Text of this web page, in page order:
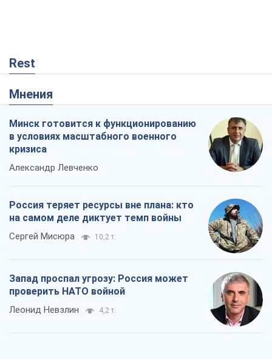
Rest
Мнения
Минск готовится к функционированию
в условиях масштабного военного
кризиса
Александр Левченко
Россия теряет ресурсы вне плана: кто
на самом деле диктует темп войны
Сергей Мисюра 10,2 т.
Запад проспал угрозу: Россия может
проверить НАТО войной
Леонид Невзлин 4,2 т.